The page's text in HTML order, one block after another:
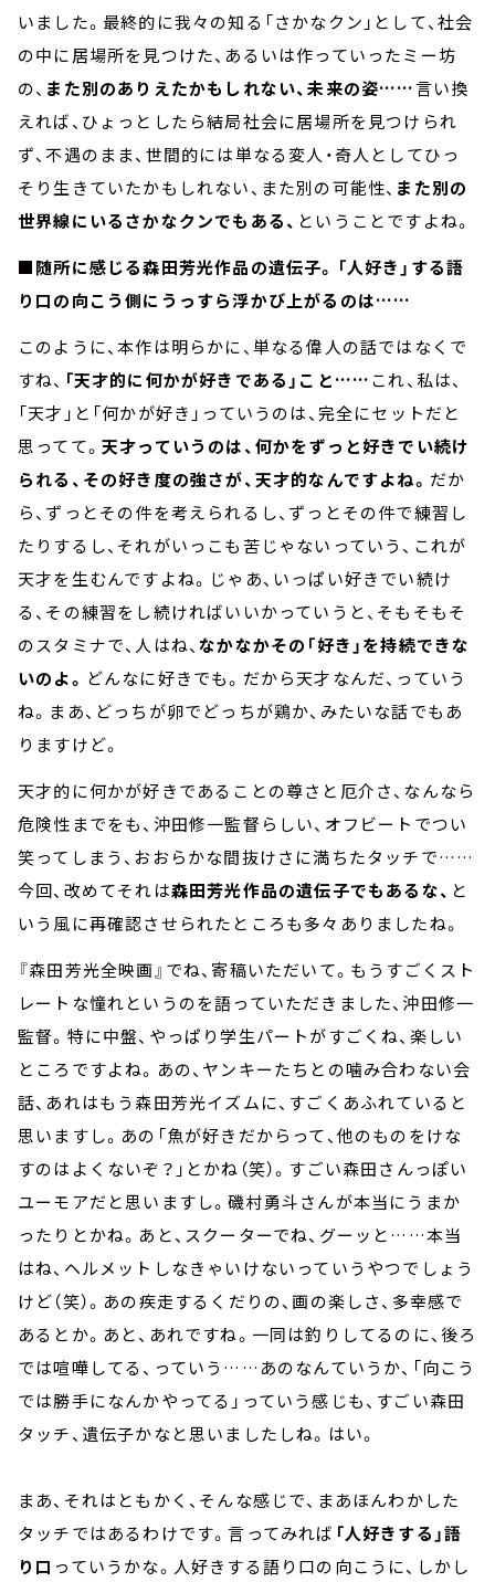
いました。最終的に我々の知る「さかなクン」として、社会
の中に居場所を見つけた、あるいは作っていったミー坊
の、 また別のありえたかもしれない、未来の姿……言い換
えれば、ひょっとしたら結局社会に居場所を見つけられ
ず、不遇のまま、世間的には単なる変人・奇人としてひっ
そり生きていたかもしれない、また別の可能性、 また別の
世界線にいるさかなクンでもある、 ということですよね。
■随所に感じる森田芳光作品の遺伝子。「人好き」する語
り口の向こう側にうっすら浮かび上がるのは……
このように、本作は明らかに、単なる偉人の話ではなくで
すね、 「天才的に何かが好きである」こと……これ、私は、
「天才」と「何かが好き」っていうのは、完全にセットだと
思ってて。 天才っていうのは、何かをずっと好きでい続け
られる、その好き度の強さが、天才的なんですよね。 だか
ら、ずっとその件を考えられるし、ずっとその件で練習し
たりするし、それがいっこも苦じゃないっていう、これが
天才を生むんですよね。じゃあ、いっぱい好きでい続け
る、その練習をし続ければいいかっていうと、そもそもそ
のスタミナで、人はね、なかなかその「好き」を持続できな
いのよ。 どんなに好きでも。だから天才なんだ、っていう
ね。まあ、どっちが卵でどっちが鶏か、みたいな話でもあ
りますけど。
天才的に何かが好きであることの尊さと厄介さ、なんなら
危険性までをも、沖田修一監督らしい、オフビートでつい
笑ってしまう、おおらかな間抜けさに満ちたタッチで……
今回、改めてそれは森田芳光作品の遺伝子でもあるな、 と
いう風に再確認させられたところも多々ありましたね。
『森田芳光全映画』でね、寄稿いただいて。もうすごくスト
レートな憧れというのを語っていただきました、沖田修一
監督。特に中盤、やっぱり学生パートがすごくね、楽しい
ところですよね。あの、ヤンキーたちとの噛み合わない会
話、あれはもう森田芳光イズムに、すごくあふれていると
思いますし。あの「魚が好きだからって、他のものをけな
すのはよくないぞ？」とかね（笑）。すごい森田さんっぽい
ユーモアだと思いますし。磯村勇斗さんが本当にうまか
ったりとかね。あと、スクーターでね、グーッと……本当
はね、ヘルメットしなきゃいけないっていうやつでしょう
けど（笑）。あの疾走するくだりの、画の楽しさ、多幸感で
あるとか。あと、あれですね。一同は釣りしてるのに、後ろ
では喧嘩してる、っていう……あのなんていうか、「向こう
では勝手になんかやってる」っていう感じも、すごい森田
タッチ、遺伝子かなと思いましたしね。はい。
まあ、それはともかく、そんな感じで、まあほんわかした
タッチではあるわけです。言ってみれば 「人好きする」語
り口 っていうかな。人好きする語り口の向こうに、しかし